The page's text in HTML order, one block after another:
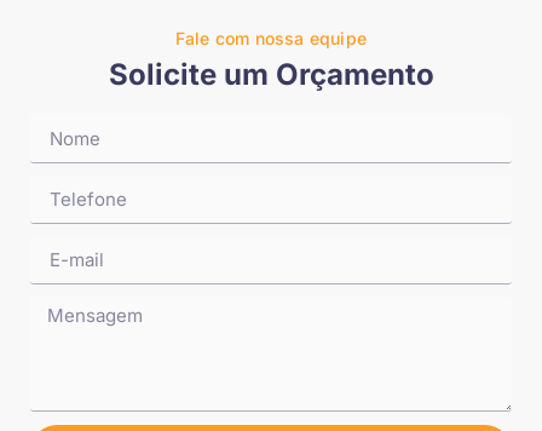
Fale com nossa equipe
Solicite um Orçamento